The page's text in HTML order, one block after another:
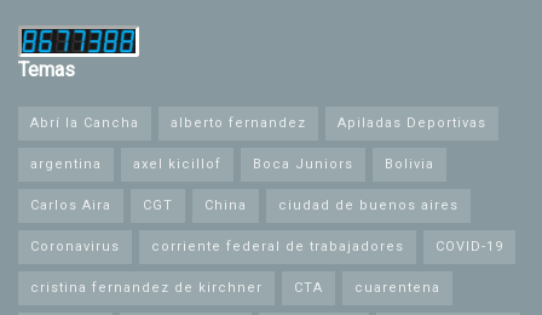
Temas
Abrí la Cancha alberto fernandez Apiladas Deportivas
argentina axel kicillof Boca Juniors Bolivia
Carlos Aira CGT China ciudad de buenos aires
Coronavirus corriente federal de trabajadores COVID-19
cristina fernandez de kirchner CTA cuarentena